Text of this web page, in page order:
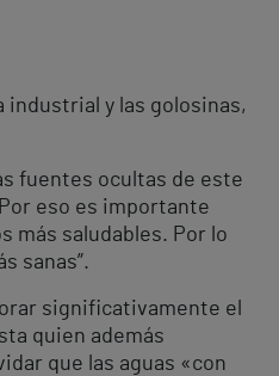
industrial y las golosinas,
fuentes ocultas de este
eso es importante
más saludables. Por lo
sanas”.
significativamente el
quien además
que las aguas «con